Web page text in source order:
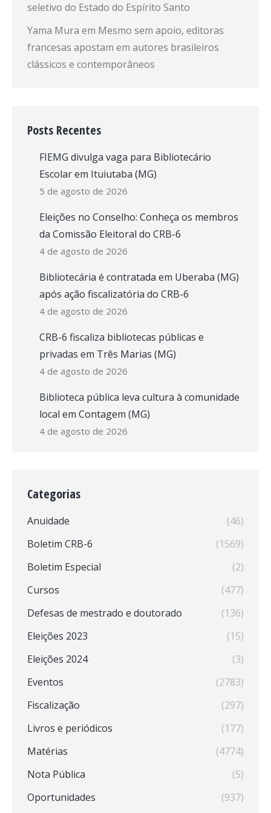
seletivo do Estado do Espírito Santo
Yama Mura em Mesmo sem apoio, editoras
francesas apostam em autores brasileiros
clássicos e contemporâneos
Posts Recentes
FIEMG divulga vaga para Bibliotecário
Escolar em Ituiutaba (MG)
5 de agosto de 2026
Eleições no Conselho: Conheça os membros
da Comissão Eleitoral do CRB-6
4 de agosto de 2026
Bibliotecária é contratada em Uberaba (MG)
após ação fiscalizatória do CRB-6
4 de agosto de 2026
CRB-6 fiscaliza bibliotecas públicas e
privadas em Três Marias (MG)
4 de agosto de 2026
Biblioteca pública leva cultura à comunidade
local em Contagem (MG)
4 de agosto de 2026
Categorias
Anuidade
(46)
Boletim CRB-6
(1569)
Boletim Especial
(2)
Cursos
(477)
Defesas de mestrado e doutorado
(136)
Eleições 2023
(15)
Eleições 2024
(3)
Eventos
(2783)
Fiscalização
(297)
Livros e periódicos
(177)
Matérias
(4774)
Nota Pública
(5)
Oportunidades
(937)